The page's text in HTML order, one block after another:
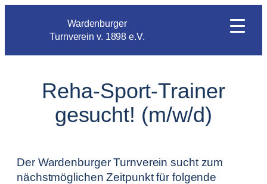
Wardenburger
Turnverein v. 1898 e.V.
Reha-Sport-Trainer
gesucht! (m/w/d)
Der Wardenburger Turnverein sucht zum
nächstmöglichen Zeitpunkt für folgende